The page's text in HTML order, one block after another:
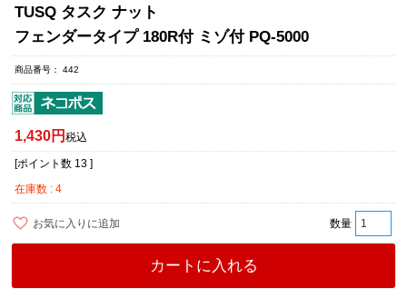
TUSQ タスク ナット
フェンダータイプ 180R付 ミゾ付 PQ-5000
商品番号 442
1,430 税込
[ポイント数 13 ]
在庫数
4
お気に入りに追加
カートに入れる